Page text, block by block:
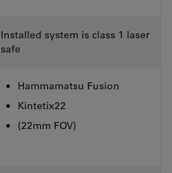
Installed system is class 1 laser
safe
Hammamatsu Fusion
Kintetix22
(22mm FOV)